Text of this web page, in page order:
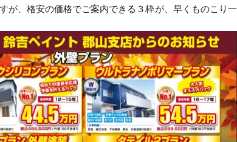
が、格安の価格でご案内できる３枠が、早くものこり一